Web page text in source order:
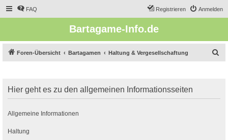
FAQ Anmelden
Registrieren
Bartagame-Info.de
Foren-Übersicht Bartagamen Haltung & Vergesellschaftung
e
Hier geht es zu den allgemeinen Informationsseiten
Allgemeine Informationen
Haltung